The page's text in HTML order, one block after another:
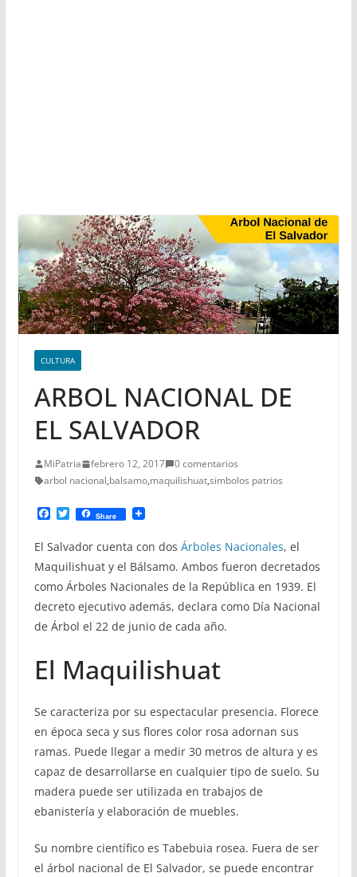
CULTURA
ARBOL NACIONAL DE
EL SALVADOR
MiPatria febrero 12, 2017
0 comentarios
arbol nacional,balsamo,maquilishuat,simbolos patrios
F
c
e
b
o
o
k
T
w
t
t
e
r
Share
El Salvador cuenta con dos Árboles Nacionales, el
Maquilishuat y el Bálsamo. Ambos fueron decretados
como Árboles Nacionales de la República en 1939. El
decreto ejecutivo además, declara como Día Nacional
de Árbol el 22 de junio de cada año.
El Maquilishuat
Se caracteriza por su espectacular presencia. Florece
en época seca y sus flores color rosa adornan sus
ramas. Puede llegar a medir 30 metros de altura y es
capaz de desarrollarse en cualquier tipo de suelo. Su
madera puede ser utilizada en trabajos de
ebanistería y elaboración de muebles.
Su nombre científico es Tabebuia rosea. Fuera de ser
el árbol nacional de El Salvador, se puede encontrar